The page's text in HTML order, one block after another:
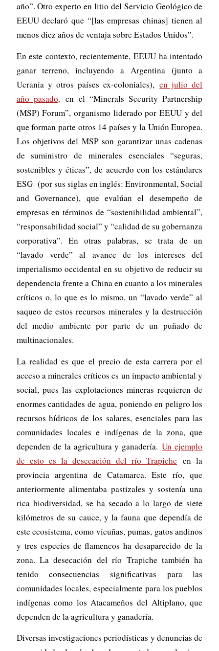
año”. Otro experto en litio del Servicio Geológico de
EEUU declaró que “[las empresas chinas] tienen al
menos diez años de ventaja sobre Estados Unidos”.
En este contexto, recientemente, EEUU ha intentado
ganar terreno, incluyendo a Argentina (junto a
Ucrania y otros países ex-coloniales),en julio del
año pasado,en el “Minerals Security Partnership
(MSP) Forum”, organismo liderado por EEUU y del
que forman parte otros 14 países y la Unión Europea.
Los objetivos del MSP son garantizar unas cadenas
de suministro de minerales esenciales “seguras,
sostenibles y éticas”, de acuerdo con los estándares
ESG (por sus siglas en inglés: Environmental, Social
and Governance), que evalúan el desempeño de
empresas en términos de “sostenibilidad ambiental”,
“responsabilidad social” y “calidad de su gobernanza
corporativa”. En otras palabras, se trata de un
“lavado verde” al avance de los intereses del
imperialismo occidental en su objetivo de reducir su
dependencia frente a China en cuanto a los minerales
críticos o, lo que es lo mismo, un “lavado verde” al
saqueo de estos recursos minerales y la destrucción
del medio ambiente por parte de un puñado de
multinacionales.
La realidad es que el precio de esta carrera por el
acceso a minerales críticos es un impacto ambiental y
social, pues las explotaciones mineras requieren de
enormes cantidades de agua, poniendo en peligro los
recursos hídricos de los salares, esenciales para las
comunidades locales e indígenas de la zona, que
dependen de la agricultura y ganadería.Un ejemplo
de esto es la desecación del río Trapiche en la
provincia argentina de Catamarca. Este río, que
anteriormente alimentaba pastizales y sostenía una
rica biodiversidad, se ha secado a lo largo de siete
kilómetros de su cauce, y la fauna que dependía de
este ecosistema, como vicuñas, pumas, gatos andinos
y tres especies de flamencos ha desaparecido de la
zona. La desecación del río Trapiche también ha
tenido consecuencias significativas para las
comunidades locales, especialmente para los pueblos
indígenas como los Atacameños del Altiplano, que
dependen de la agricultura y ganadería.
Diversas investigaciones periodísticas y denuncias de